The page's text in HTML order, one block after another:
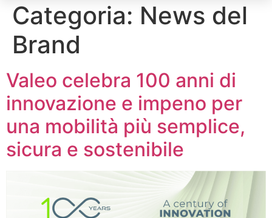
Categoria: News del
Brand
Valeo celebra 100 anni di
innovazione e impeno per
una mobilità più semplice,
sicura e sostenibile